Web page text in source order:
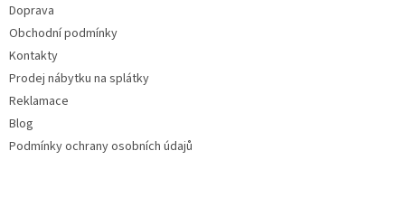
Doprava
Obchodní podmínky
Kontakty
Prodej nábytku na splátky
Reklamace
Blog
Podmínky ochrany osobních údajů